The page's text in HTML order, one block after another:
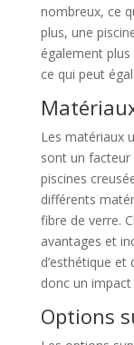
nombreux, ce
plus, une
également
ce qui peut
Les matériaux
sont un facteur
piscines
différents
fibre de verre.
avantages et
d’esthétique
donc un
Options